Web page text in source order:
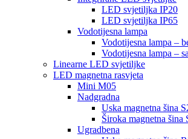
LED svjetiljka IP20
LED svjetiljka IP65
Vodotijesna lampa
Vodotijesna lampa –
Vodotijesna lampa –
Linearne LED svjetiljke
LED magnetna rasvjeta
Mini M05
Nadgradna
Uska magnetna šina
Široka magnetna šina
Ugradbena